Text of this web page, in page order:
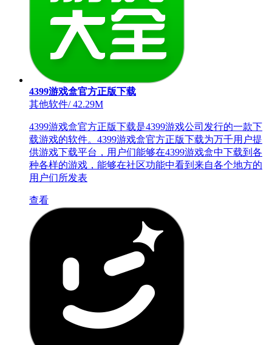
4399游戏盒官方正版下载
其他软件/42.29M
4399游戏盒官方正版下载是4399游戏公司发行的一款下
载游戏的软件。4399游戏盒官方正版下载为万千用户提
供游戏下载平台，用户们能够在4399游戏盒中下载到各
种各样的游戏，能够在社区功能中看到来自各个地方的
用户们所发表
查看